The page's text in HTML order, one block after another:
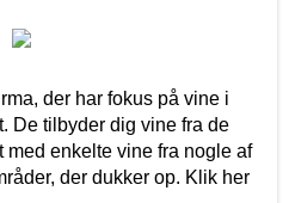
der har fokus på vine i
De tilbyder dig vine fra de
med enkelte vine fra nogle af
der dukker op. Klik her